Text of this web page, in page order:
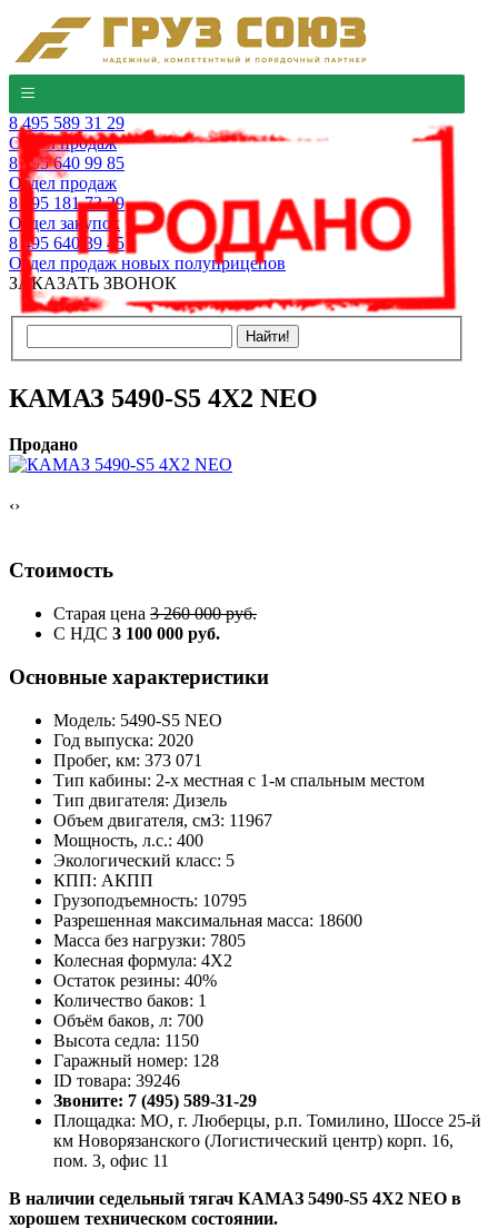
8 495 589 31 29
Отдел продаж
8 495 640 99 85
Отдел продаж
8 495 181 73 29
Отдел закупок
8 495 640 39 45
Отдел продаж новых полуприцепов
ЗАКАЗАТЬ ЗВОНОК
КАМАЗ 5490-S5 4Х2 NEO
Продано
‹›
Стоимость
Старая цена 3 260 000 руб.
С НДС 3 100 000 руб.
Основные характеристики
Модель: 5490-S5 NEO
Год выпуска: 2020
Пробег, км: 373 071
Тип кабины: 2-х местная с 1-м спальным местом
Тип двигателя: Дизель
Объем двигателя, см3: 11967
Мощность, л.с.: 400
Экологический класс: 5
КПП: АКПП
Грузоподъемность: 10795
Разрешенная максимальная масса: 18600
Масса без нагрузки: 7805
Колесная формула: 4X2
Остаток резины: 40%
Количество баков: 1
Объём баков, л: 700
Высота седла: 1150
Гаражный номер: 128
ID товара: 39246
Звоните: 7 (495) 589-31-29
Площадка: МО, г. Люберцы, р.п. Томилино, Шоссе 25-й
км Новорязанского (Логистический центр) корп. 16,
пом. 3, офис 11
В наличии cедельный тягач КАМАЗ 5490-S5 4Х2 NEO в
хорошем техническом состоянии.